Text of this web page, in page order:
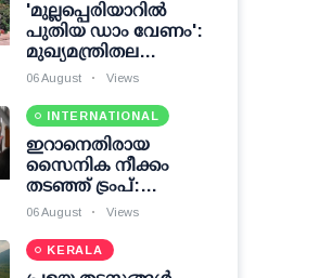
'മുല്ലപ്പെരിയാറില്‍
പുതിയ ഡാം വേണം':
മുഖ്യമന്ത്രിതല
ചര്‍ച്ചയ്ക്കുള്ള ശ്രമം
മോന്‍സ് ജോസഫ്
06 August Views
INTERNATIONAL
ഇറാനെതിരായ
സൈനിക നീക്കം
തടഞ്ഞ് ട്രംപ്:
ചര്‍ച്ചകള്‍ക്ക് വഴി
നയതന്ത്രം
06 August Views
KERALA